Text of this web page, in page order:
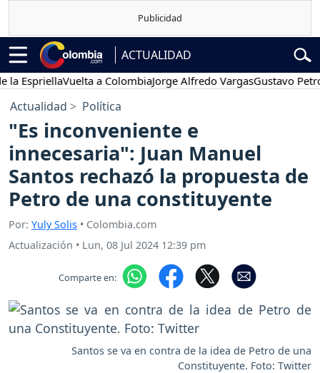
ACTUALIDAD
Vuelta a ColombiaJorge Alfredo VargasGustavo Petro
Actualidad Política
"Es inconveniente e
innecesaria": Juan Manuel
Santos rechazó la propuesta de
Petro de una constituyente
Por: Yuly Solis • Colombia.com
Actualización • Lun, 08 Jul 2024 12:39 pm
Comparte en:
Santos se va en contra de la idea de Petro de una
Constituyente. Foto: Twitter